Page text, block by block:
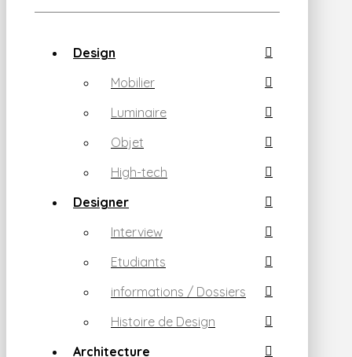
Design
Mobilier
Luminaire
Objet
High-tech
Designer
Interview
Etudiants
informations / Dossiers
Histoire de Design
Architecture